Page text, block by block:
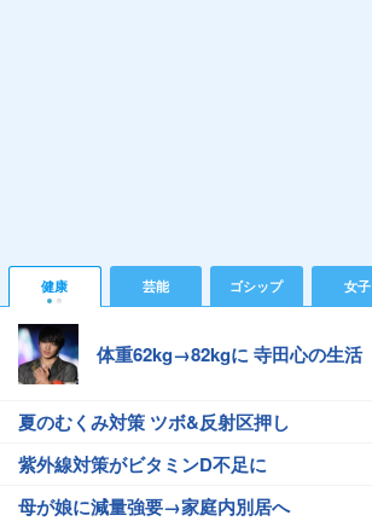
健康 芸能 ゴシップ 女子
体重62kg→82kgに 寺田心の生活
夏のむくみ対策 ツボ&反射区押し
紫外線対策がビタミンD不足に
母が娘に減量強要→家庭内別居へ